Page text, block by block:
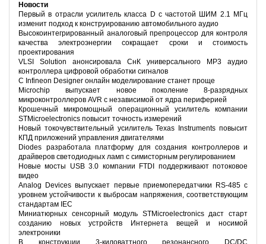
Новости
Первый в отрасли усилитель класса D с частотой ШИМ 2.1 МГц
изменит подход к конструированию автомобильного аудио
Высокоинтегрированный аналоговый препроцессор для контроля
качества электроэнергии сокращает сроки и стоимость
проектирования
VLSI Solution анонсировала СнК универсального MP3 аудио
контроллера цифровой обработки сигналов
С Infineon Designer онлайн моделирование станет проще
Microchip выпускает новое поколение 8-разрядных
микроконтроллеров AVR с независимой от ядра периферией
Крошечный микромощный операционный усилитель компании
STMicroelectronics повысит точность измерений
Новый токочувствительный усилитель Texas Instruments повысит
КПД приложений управления двигателями
Diodes разработала платформу для создания контроллеров и
драйверов светодиодных ламп с симисторным регулированием
Новые мосты USB 3.0 компании FTDI поддерживают потоковое
видео
Analog Devices выпускает первые приемопередатчики RS-485 с
уровнем устойчивости к выбросам напряжения, соответствующим
стандартам IEC
Миниатюрных сенсорный модуль STMicroelectronics даст старт
созданию новых устройств Интернета вещей и носимой
электроники
В конструкции 3-киловаттного резонансного DC/DC